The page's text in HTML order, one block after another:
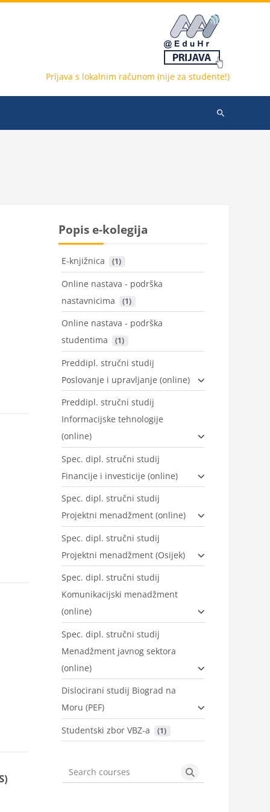
Prijava s lokalnim računom (nije za studente!)
Pretraži
Popis e-kolegija
E-knjižnica (1)
Online nastava - podrška
nastavnicima
(1)
Online nastava - podrška
studentima
(1)
Preddipl. stručni studij
Poslovanje i upravljanje (online)
Preddipl. stručni studij
Informacijske tehnologije
(online)
Spec. dipl. stručni studij
Financije i investicije (online)
Spec. dipl. stručni studij
Projektni menadžment (online)
Spec. dipl. stručni studij
Projektni menadžment (Osijek)
Spec. dipl. stručni studij
Komunikacijski menadžment
(online)
Spec. dipl. stručni studij
Menadžment javnog sektora
(online)
Dislocirani studij Biograd na
Moru (PEF)
Studentski zbor VBZ-a
(1)
Search courses Search courses